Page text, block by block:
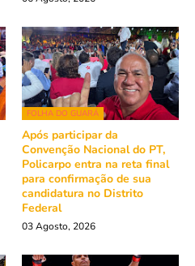
FOLHA DO GUARÁ
Após participar da
Convenção Nacional do PT,
Policarpo entra na reta final
para confirmação de sua
candidatura no Distrito
Federal
03 Agosto, 2026